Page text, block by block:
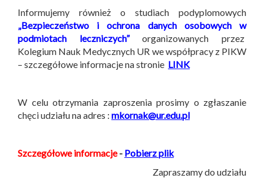
Informujemy również o studiach podyplomowych
„Bezpieczeństwo i ochrona danych osobowych w
podmiotach leczniczych”organizowanych przez
Kolegium Nauk Medycznych UR we współpracy z PIKW
– szczegółowe informacje na stronie LINK
W celu otrzymania zaproszenia prosimy o zgłaszanie
chęci udziału na adres : mkornak@ur.edu.pl
Szczegółowe informacje- Pobierz plik
Zapraszamy do udziału